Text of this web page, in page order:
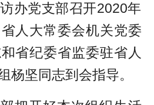
办党支部召开2020年
人大常委会机关党委
省纪委省监委驻省人
杨坚同志到会指导。